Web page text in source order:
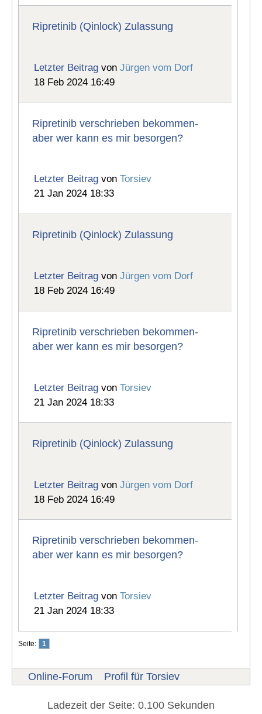
Ripretinib (Qinlock) Zulassung
Letzter Beitrag vonJürgen vom Dorf
18 Feb 2024 16:49
Ripretinib verschrieben bekommen-
aber wer kann es mir besorgen?
Letzter Beitrag vonTorsiev
21 Jan 2024 18:33
Ripretinib (Qinlock) Zulassung
Letzter Beitrag vonJürgen vom Dorf
18 Feb 2024 16:49
Ripretinib verschrieben bekommen-
aber wer kann es mir besorgen?
Letzter Beitrag vonTorsiev
21 Jan 2024 18:33
Ripretinib (Qinlock) Zulassung
Letzter Beitrag vonJürgen vom Dorf
18 Feb 2024 16:49
Ripretinib verschrieben bekommen-
aber wer kann es mir besorgen?
Letzter Beitrag vonTorsiev
21 Jan 2024 18:33
Seite: 1
Online-Forum Profil für Torsiev
Ladezeit der Seite: 0.100 Sekunden